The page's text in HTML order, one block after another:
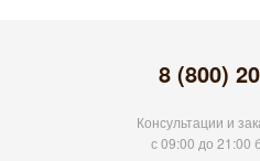
8 (800)
Консультации и
с 09:00 до 21:00